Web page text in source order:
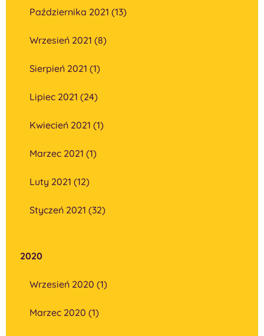
Października 2021 (13)
Wrzesień 2021 (8)
Sierpień 2021 (1)
Lipiec 2021 (24)
Kwiecień 2021 (1)
Marzec 2021 (1)
Luty 2021 (12)
Styczeń 2021 (32)
2020
Wrzesień 2020 (1)
Marzec 2020 (1)